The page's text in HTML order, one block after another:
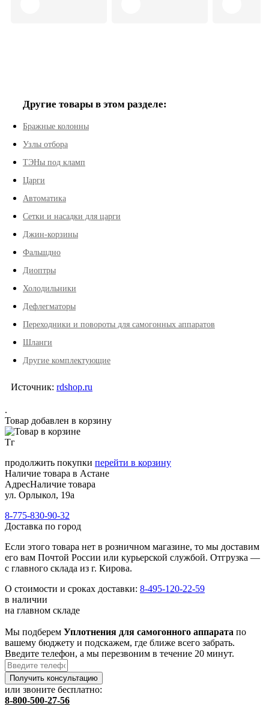
Другие товары в этом разделе:
Бражные колонны
Узлы отбора
ТЭНы под кламп
Царги
Автоматика
Сетки и насадки для царги
Джин-корзины
Фальшдно
Диоптры
Холодильники
Дефлегматоры
Переходники и повороты для самогонных аппаратов
Шланги
Другие комплектующие
Источник: rdshop.ru
.
Товар добавлен в корзину
Тг
продолжить покупки перейти в корзину
Наличие товара в Астане
АдресНаличие товара
ул. Орлыкол, 19а
8-775-830-90-32
Доставка по город
Если этого товара нет в розничном магазине, то мы доставим
его вам Почтой России или курьерской службой. Отгрузка —
с главного склада из г. Кирова.
О стоимости и сроках доставки: 8-495-120-22-59
в наличии
на главном складе
Мы подберем Уплотнения для самогонного аппарата по
вашему бюджету и подскажем, где ближе всего забрать.
Введите телефон, а мы перезвоним в течение 20 минут.
или звоните бесплатно:
8-800-500-27-56